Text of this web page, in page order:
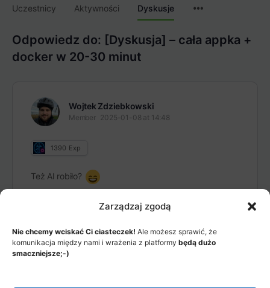
Zarządzaj zgodą
Nie chcemy wciskać Ci ciasteczek! Ale możesz sprawić, że
komunikacja między nami i wrażenia z platformy będą dużo
smaczniejsze;-)
Uczestnicy Aktywności Dyskusje
Odpowiedz do: [Dyskusja] – cała appka +
docker w 20-30 minut
Wojtek Zdziebkowski
Member 2025-01-08 at 14:48
1390 Exp
Też AI robiło?